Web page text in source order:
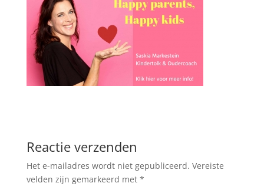
Reactie verzenden
Het e-mailadres wordt niet gepubliceerd. Vereiste
velden zijn gemarkeerd met *